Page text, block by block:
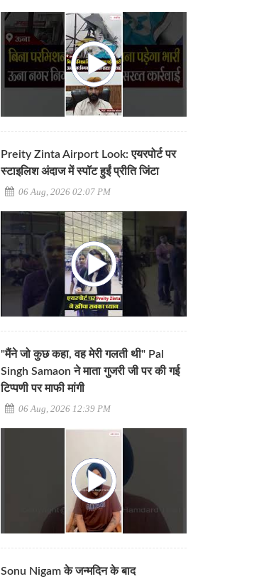
Preity Zinta Airport Look: एयरपोर्ट पर
स्टाइलिश अंदाज में स्पॉट हुईं प्रीति जिंटा
06 Aug, 2026 02:07 PM
"मैंने जो कुछ कहा, वह मेरी गलती थी" Pal
Singh Samaon ने माता गुजरी जी पर की गई
टिप्पणी पर माफी मांगी
06 Aug, 2026 12:39 PM
Sonu Nigam के जन्मदिन के बाद